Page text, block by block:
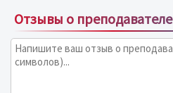
Отзывы о преподавателе